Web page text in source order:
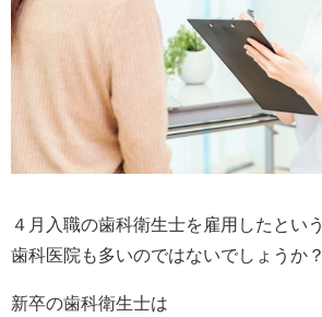
４月入職の歯科衛生士を雇用したという
歯科医院も多いのではないでしょうか？
新卒の歯科衛生士は